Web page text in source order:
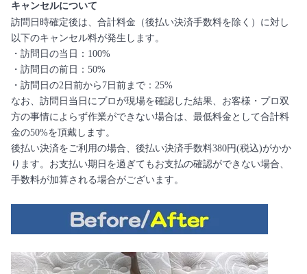
キャンセルについて
訪問日時確定後は、合計料金（後払い決済手数料を除く）に対し
以下のキャンセル料が発生します。
・訪問日の当日：100%
・訪問日の前日：50%
・訪問日の2日前から7日前まで：25%
なお、訪問日当日にプロが現場を確認した結果、お客様・プロ双
方の事情によらず作業ができない場合は、最低料金として合計料
金の50%を頂戴します。
後払い決済をご利用の場合、後払い決済手数料380円(税込)がかか
ります。お支払い期日を過ぎてもお支払の確認ができない場合、
手数料が加算される場合がございます。